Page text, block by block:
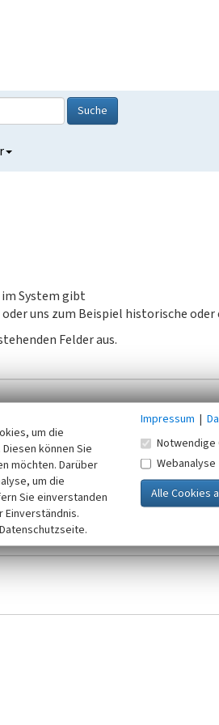
Suche
System gibt
uns zum Beispiel historische oder
Felder aus.
ausschließlich im Rahmen der KuLaDig-
NRW und der seit
Hinweise zumDatenschutz
um die
können Sie
möchten. Darüber
um die
Sie einverstanden
Einverständnis.
Impressum |
Notwendige
Webanalyse